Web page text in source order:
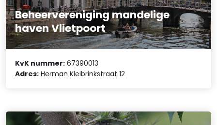
Beheervereniging mandelige
haven Vlietpoort
KvK nummer: 67390013
Adres: Herman Kleibrinkstraat 12